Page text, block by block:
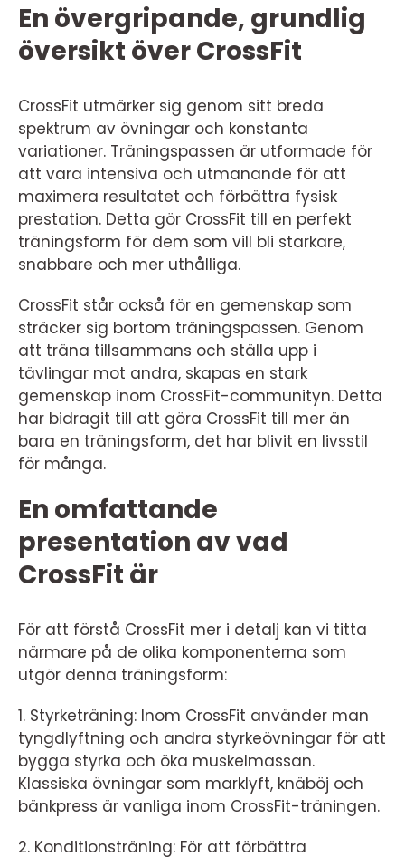
En övergripande, grundlig
översikt över CrossFit
CrossFit utmärker sig genom sitt breda
spektrum av övningar och konstanta
variationer. Träningspassen är utformade för
att vara intensiva och utmanande för att
maximera resultatet och förbättra fysisk
prestation. Detta gör CrossFit till en perfekt
träningsform för dem som vill bli starkare,
snabbare och mer uthålliga.
CrossFit står också för en gemenskap som
sträcker sig bortom träningspassen. Genom
att träna tillsammans och ställa upp i
tävlingar mot andra, skapas en stark
gemenskap inom CrossFit-communityn. Detta
har bidragit till att göra CrossFit till mer än
bara en träningsform, det har blivit en livsstil
för många.
En omfattande
presentation av vad
CrossFit är
För att förstå CrossFit mer i detalj kan vi titta
närmare på de olika komponenterna som
utgör denna träningsform:
1. Styrketräning: Inom CrossFit använder man
tyngdlyftning och andra styrkeövningar för att
bygga styrka och öka muskelmassan.
Klassiska övningar som marklyft, knäböj och
bänkpress är vanliga inom CrossFit-träningen.
2. Konditionsträning: För att förbättra